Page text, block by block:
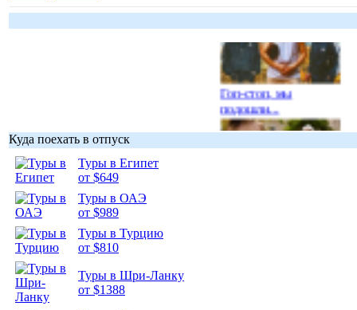
Гоп-стоп, мы
подошли...
Куда поехать в отпуск
Туры в Египет
от $649
Туры в ОАЭ
от $989
Туры в Турцию
от $810
Туры в Шри-Ланку
от $1388